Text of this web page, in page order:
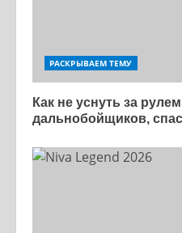
РАСКРЫВАЕМ ТЕМУ
Как не уснуть за
дальнобойщиков,